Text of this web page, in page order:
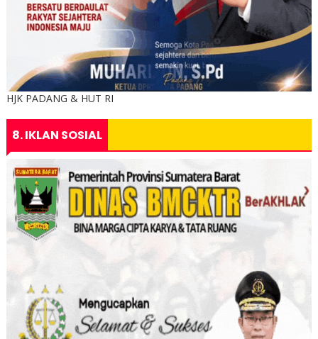
HJK PADANG & HUT RI
8. IKLAN SOSIAL